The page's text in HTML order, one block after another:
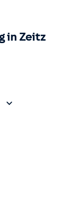
in Zeitz